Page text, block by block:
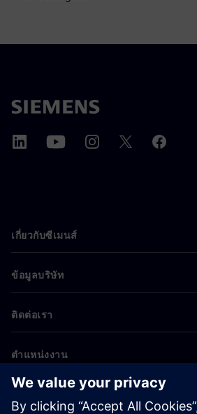
เกี่ยวกับซีเมนส์
ข้อมูลบริษัท
ติดต่อเรา
ตำแหน่งงาน